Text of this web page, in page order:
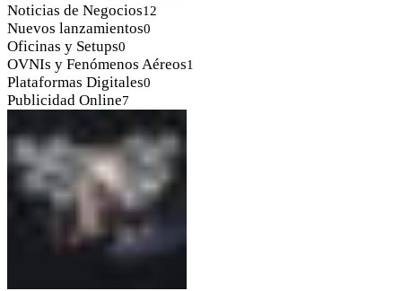
Noticias de Negocios12
Nuevos lanzamientos0
Oficinas y Setups0
OVNIs y Fenómenos Aéreos1
Plataformas Digitales0
Publicidad Online7